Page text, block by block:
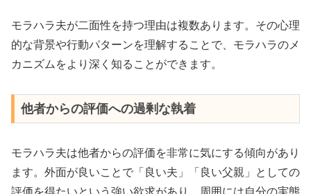
モラハラ夫が二面性を持つ理由は複数あります。その心理
的な背景や行動パターンを理解することで、モラハラのメ
カニズムをより深く知ることができます。
他者からの評価への過剰な執着
モラハラ夫は他者からの評価を非常に気にする傾向があり
ます。外面が良いことで「良い夫」「良い父親」としての